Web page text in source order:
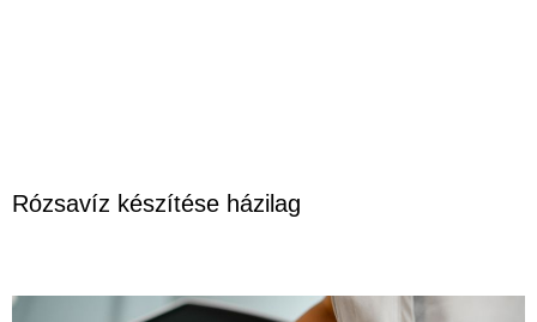
Rózsavíz készítése házilag